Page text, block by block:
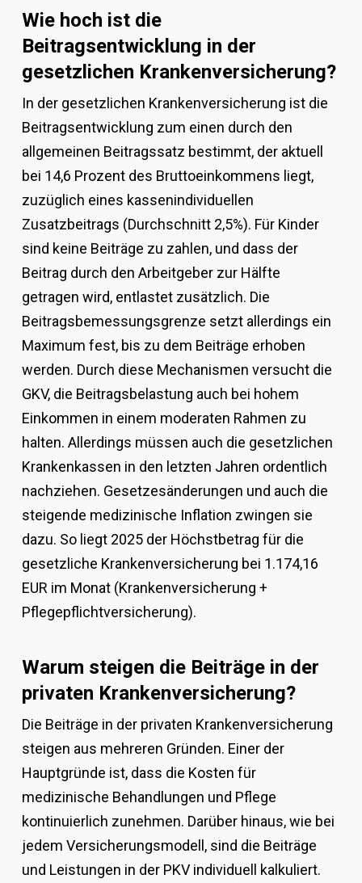
Wie hoch ist die
Beitragsentwicklung in der
gesetzlichen Krankenversicherung?
In der gesetzlichen Krankenversicherung ist die
Beitragsentwicklung zum einen durch den
allgemeinen Beitragssatz bestimmt, der aktuell
bei 14,6 Prozent des Bruttoeinkommens liegt,
zuzüglich eines kassenindividuellen
Zusatzbeitrags (Durchschnitt 2,5%). Für Kinder
sind keine Beiträge zu zahlen, und dass der
Beitrag durch den Arbeitgeber zur Hälfte
getragen wird, entlastet zusätzlich. Die
Beitragsbemessungsgrenze setzt allerdings ein
Maximum fest, bis zu dem Beiträge erhoben
werden. Durch diese Mechanismen versucht die
GKV, die Beitragsbelastung auch bei hohem
Einkommen in einem moderaten Rahmen zu
halten. Allerdings müssen auch die gesetzlichen
Krankenkassen in den letzten Jahren ordentlich
nachziehen. Gesetzesänderungen und auch die
steigende medizinische Inflation zwingen sie
dazu. So liegt 2025 der Höchstbetrag für die
gesetzliche Krankenversicherung bei 1.174,16
EUR im Monat (Krankenversicherung +
Pflegepflichtversicherung).
Warum steigen die Beiträge in der
privaten Krankenversicherung?
Die Beiträge in der privaten Krankenversicherung
steigen aus mehreren Gründen. Einer der
Hauptgründe ist, dass die Kosten für
medizinische Behandlungen und Pflege
kontinuierlich zunehmen. Darüber hinaus, wie bei
jedem Versicherungsmodell, sind die Beiträge
und Leistungen in der PKV individuell kalkuliert.